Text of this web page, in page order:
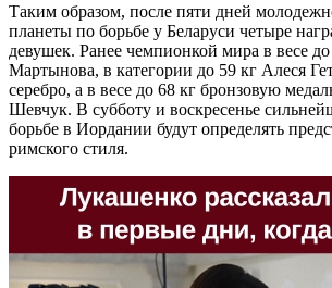
Таким образом, после пяти дней
планеты по борьбе у Беларуси четыре
девушек. Ранее чемпионкой мира в весе
Мартынова, в категории до 59 кг Алеся
серебро, а в весе до 68 кг бронзовую
Шевчук. В субботу и воскресенье
борьбе в Иордании будут определять
римского стиля.